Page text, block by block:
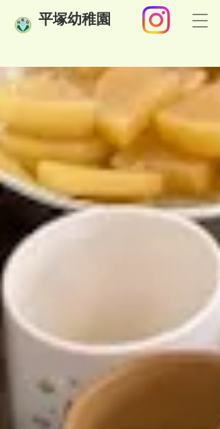
​平塚幼稚園